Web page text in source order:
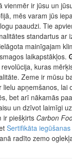
vienmēr ir jūsu un
mēs varam jūs
paaudzi. Tie
standartus ar
mainīgajam
laikapstākļos.
kuras
Zeme ir mūsu
lielu apņemšanos, lai
bet arī nākamās
un dzīvot laimīgi
ir piešķirts Carbon
Sertifikāta
radīto zemo